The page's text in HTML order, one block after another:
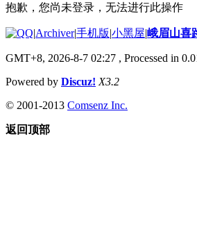
抱歉，您尚未登录，无法进行此操作
|Archiver|手机版|小黑屋|峨眉山喜
GMT+8, 2026-8-7 02:27 , Processed in
Powered by Discuz! X3.2
© 2001-2013 Comsenz Inc.
返回顶部